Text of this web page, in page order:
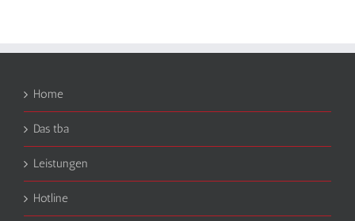
Home
Das tba
Leistungen
Hotline